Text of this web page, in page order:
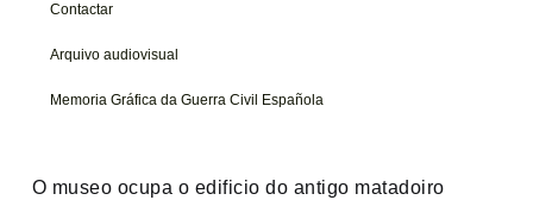
Contactar
Arquivo audiovisual
Memoria Gráfica da Guerra Civil Española
O museo ocupa o edificio do antigo matadoiro